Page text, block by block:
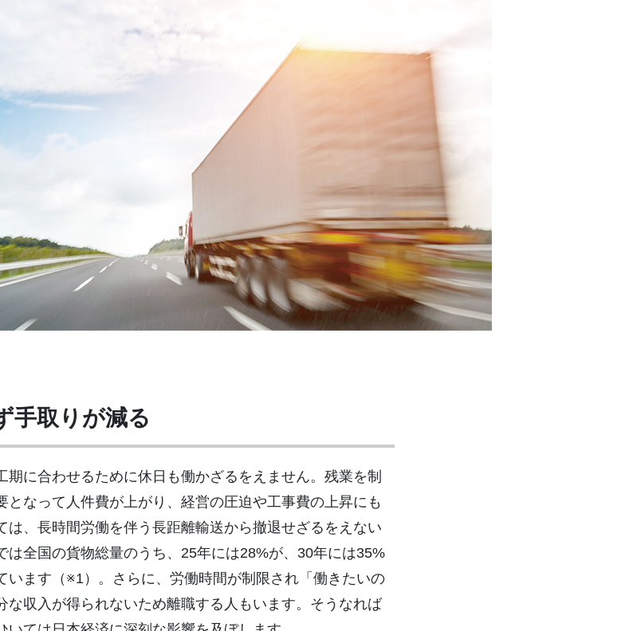
手取りが減る
期に合わせるために休日も働かざるをえません。残業を制
となって人件費が上がり、経営の圧迫や工事費の上昇にも
は、長時間労働を伴う長距離輸送から撤退せざるをえない
は全国の貨物総量のうち、25年には28%が、30年には35%
います（※1）。さらに、労働時間が制限され「働きたいの
な収入が得られないため離職する人もいます。そうなれば